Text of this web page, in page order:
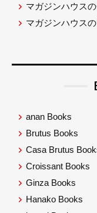
マガジンハウス
マガジンハウス
anan Books
Brutus Books
Casa Brutus
Croissant Books
Ginza Books
Hanako Books